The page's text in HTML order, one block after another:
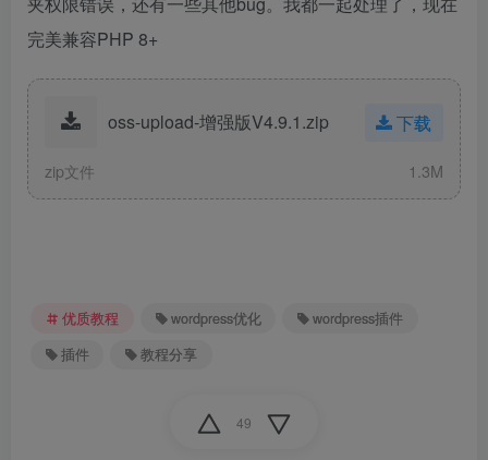
完美兼容PHP 8+
oss-upload-增强版V4.9.1.zip 下载
zip文件 1.3M
优质教程 wordpress优化
wordpress插件
插件
教程分享
49